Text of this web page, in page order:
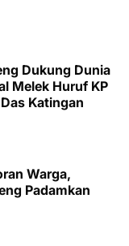
Dukung Dunia
Melek Huruf KP
Katingan
Warga,
Padamkan